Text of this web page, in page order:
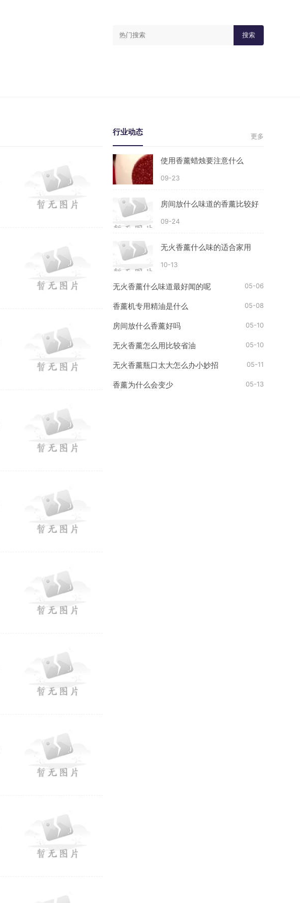
搜索
行业动态 更多
使用香薰蜡烛要注意什么
09-23
房间放什么味道的香薰比较好
09-24
无火香薰什么味的适合家用
10-13
无火香薰什么味道最好闻的呢 05-06
香薰机专用精油是什么 05-08
房间放什么香薰好吗 05-10
无火香薰怎么用比较省油 05-10
无火香薰瓶口太大怎么办小妙招 05-11
香薰为什么会变少 05-13